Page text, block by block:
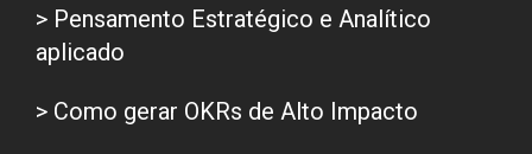
> Pensamento Estratégico e Analítico
aplicado
> Como gerar OKRs de Alto Impacto